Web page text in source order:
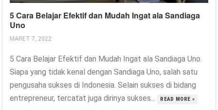
5 Cara Belajar Efektif dan Mudah Ingat ala Sandiaga
Uno
MARET 7, 2022
5 Cara Belajar Efektif dan Mudah Ingat ala Sandiaga Uno.
Siapa yang tidak kenal dengan Sandiaga Uno, salah satu
pengusaha sukses di Indonesia. Selain sukses di bidang
entrepreneur, tercatat juga dirinya sukses...
READ MORE »